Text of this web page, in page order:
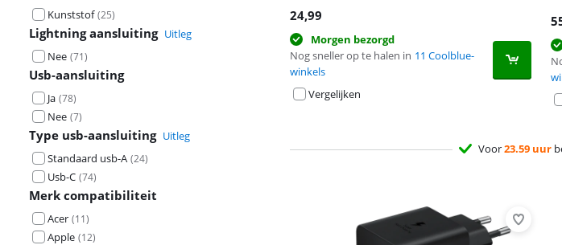
Kunststof (25)
Lightning aansluiting Uitleg
Nee (71)
Usb-aansluiting
Ja (78)
Nee (7)
Type usb-aansluiting Uitleg
Standaard usb-A (24)
Usb-C (74)
Merk compatibiliteit
Acer (11)
Apple (12)
24,99
Morgen bezorgd
Nog sneller op te halen in 11 Coolblue-
winkels
Vergelijken
Voor23.59 uur